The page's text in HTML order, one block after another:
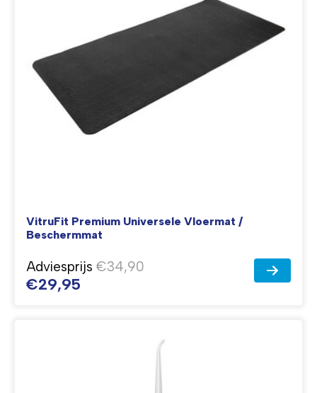
VitruFit Premium Universele Vloermat /
Beschermmat
Adviesprijs €34,90
€29,95